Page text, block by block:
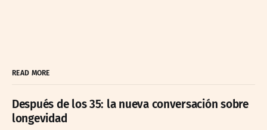
READ MORE
Después de los 35: la nueva conversación sobre
longevidad